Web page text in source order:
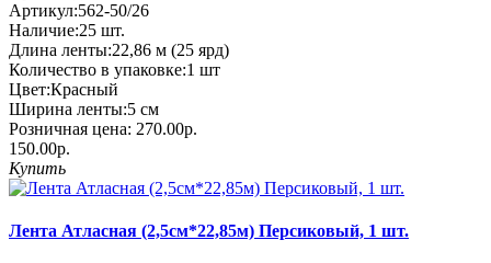
Артикул:562-50/26
Наличие:25 шт.
Длина ленты:22,86 м (25 ярд)
Количество в упаковке:1 шт
Цвет:Красный
Ширина ленты:5 см
Розничная цена: 270.00р.
150.00р.
Купить
Лента Атласная (2,5см*22,85м) Персиковый, 1 шт.